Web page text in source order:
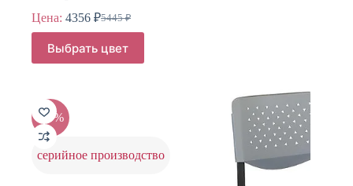
Цена:
5445₽
Первоначальная
составляла
5445 ₽.
4356 ₽Текущая
4356 ₽.
Выбрать цвет
Этот
товар
имеет
Опции
можно
выбрать
на
странице
-20%
серийное производство